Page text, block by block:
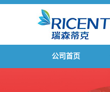
公司首页